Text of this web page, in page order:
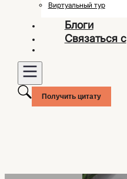
Виртуальный тур
Блоги
Связаться с
Получить цитату